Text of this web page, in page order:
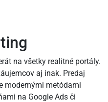
na všetky realitné portály.
aj inak. Predaj
modernými metódami
na Google Ads či